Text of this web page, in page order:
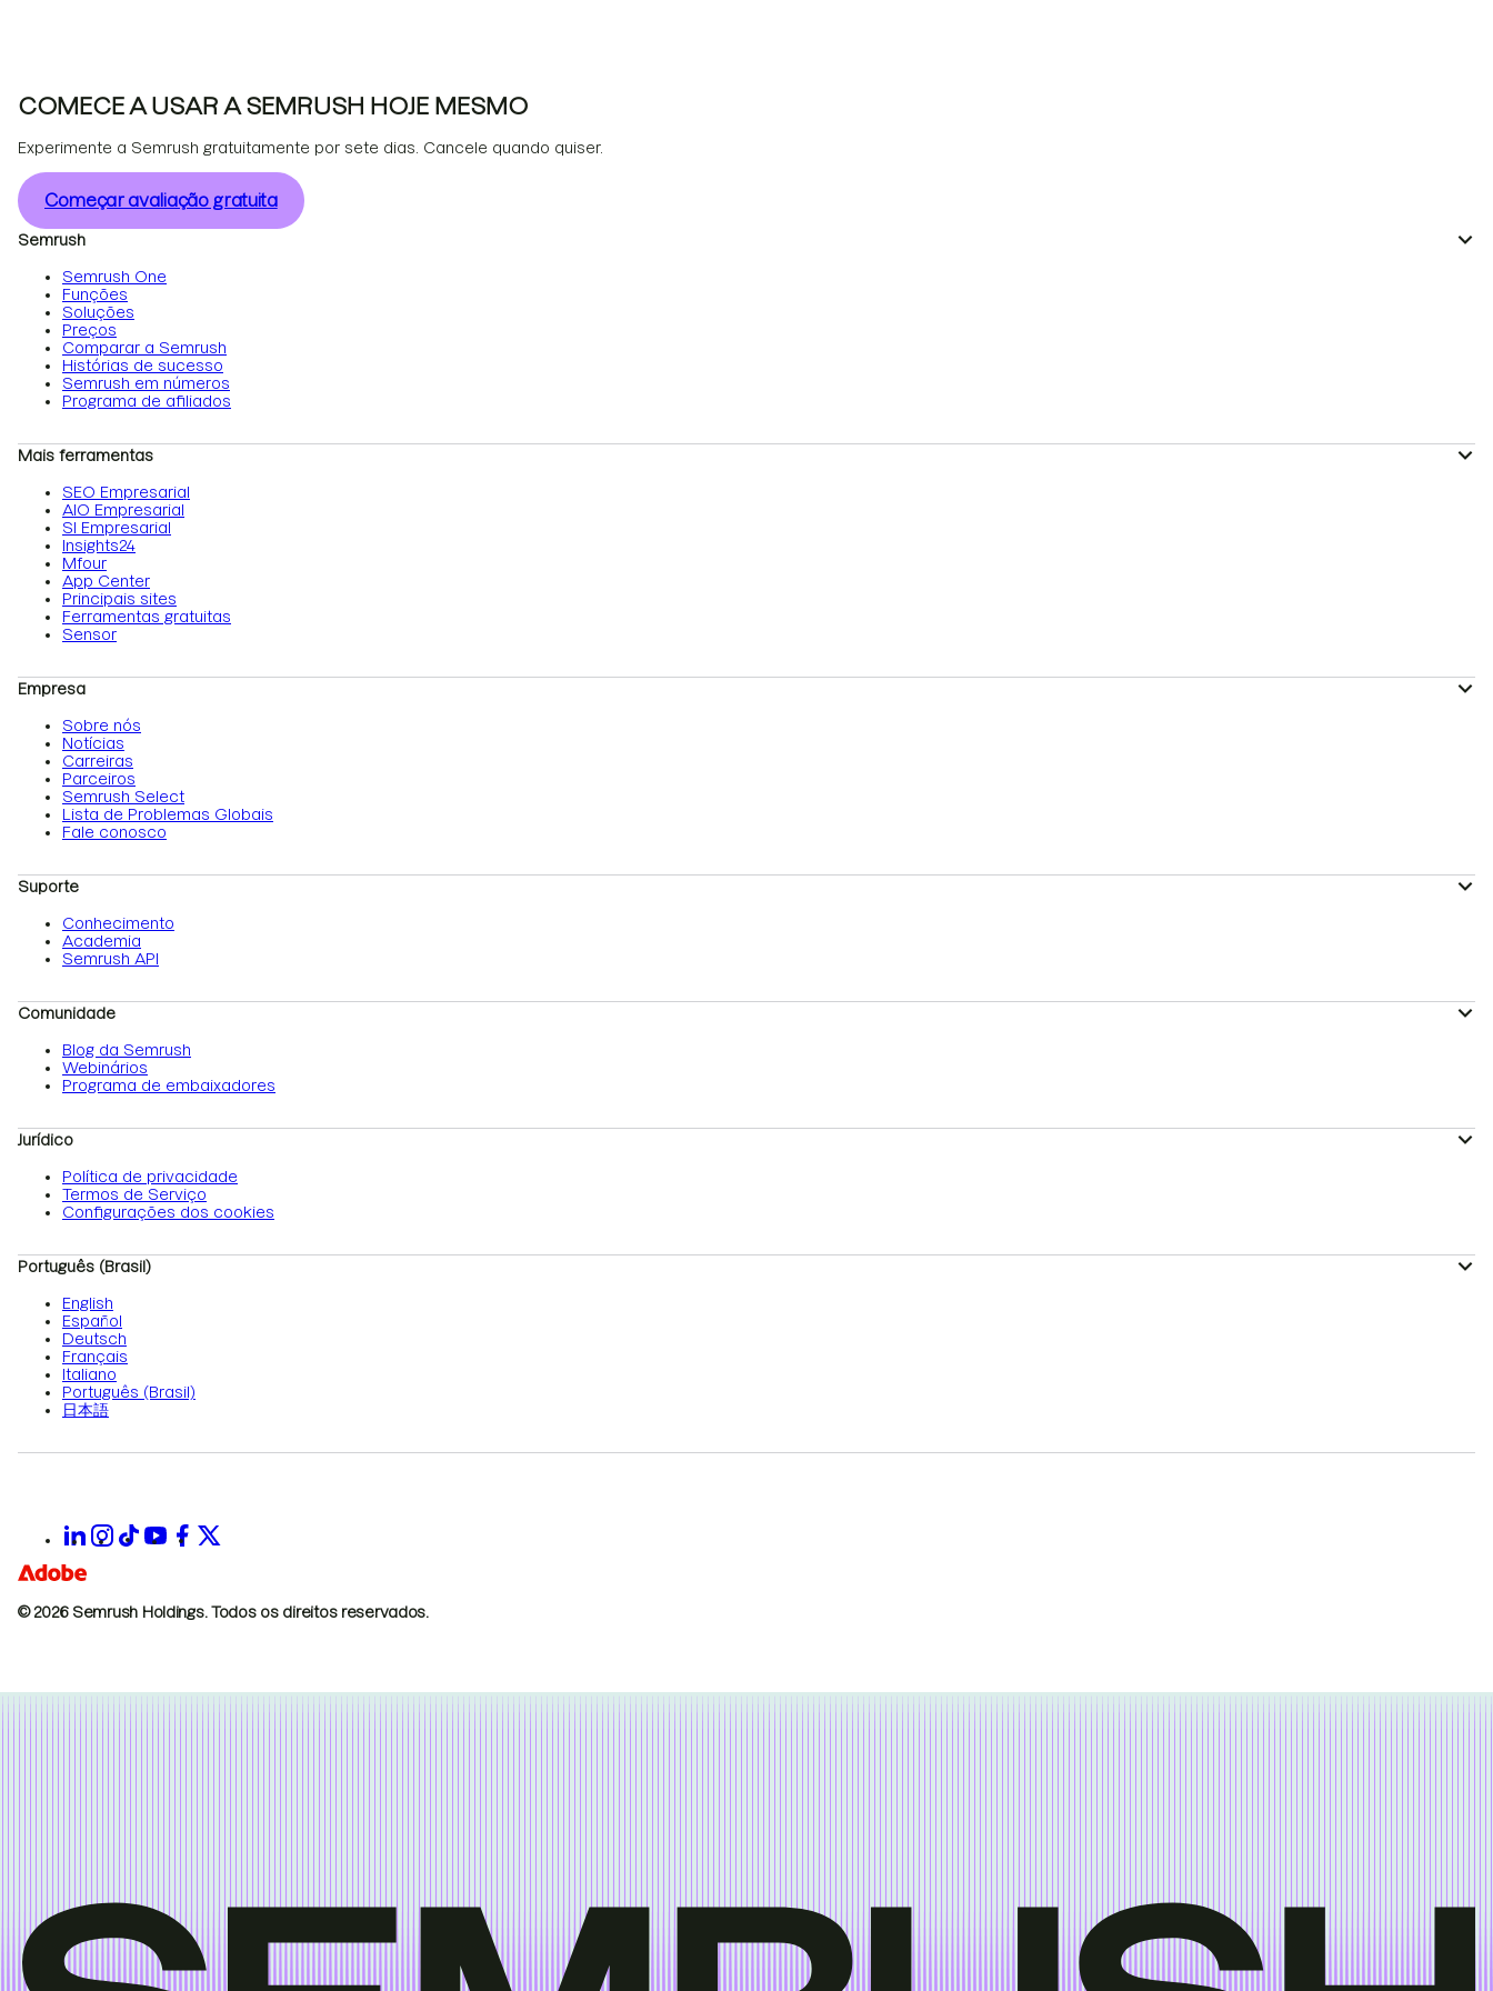
COMECE A USAR A SEMRUSH HOJE MESMO
Experimente a Semrush gratuitamente por sete dias. Cancele quando quiser.
Começar avaliação gratuita
Semrush
Semrush One
Funções
Soluções
Preços
Comparar a Semrush
Histórias de sucesso
Semrush em números
Programa de afiliados
Mais ferramentas
SEO Empresarial
AIO Empresarial
SI Empresarial
Insights24
Mfour
App Center
Principais sites
Ferramentas gratuitas
Sensor
Empresa
Sobre nós
Notícias
Carreiras
Parceiros
Semrush Select
Lista de Problemas Globais
Fale conosco
Suporte
Conhecimento
Academia
Semrush API
Comunidade
Blog da Semrush
Webinários
Programa de embaixadores
Jurídico
Política de privacidade
Termos de Serviço
Configurações dos cookies
Português (Brasil)
English
Español
Deutsch
Français
Italiano
Português (Brasil)
日本語
© 2026 Semrush Holdings. Todos os direitos reservados.